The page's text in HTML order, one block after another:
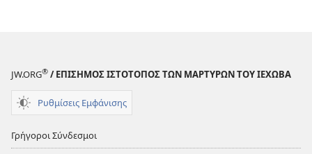
JW.ORG® / ΕΠΙΣΗΜΟΣ ΙΣΤΟΤΟΠΟΣ ΤΩΝ ΜΑΡΤΥΡΩΝ ΤΟΥ ΙΕΧΩΒΑ
Ρυθμίσεις Εμφάνισης
Γρήγοροι Σύνδεσμοι